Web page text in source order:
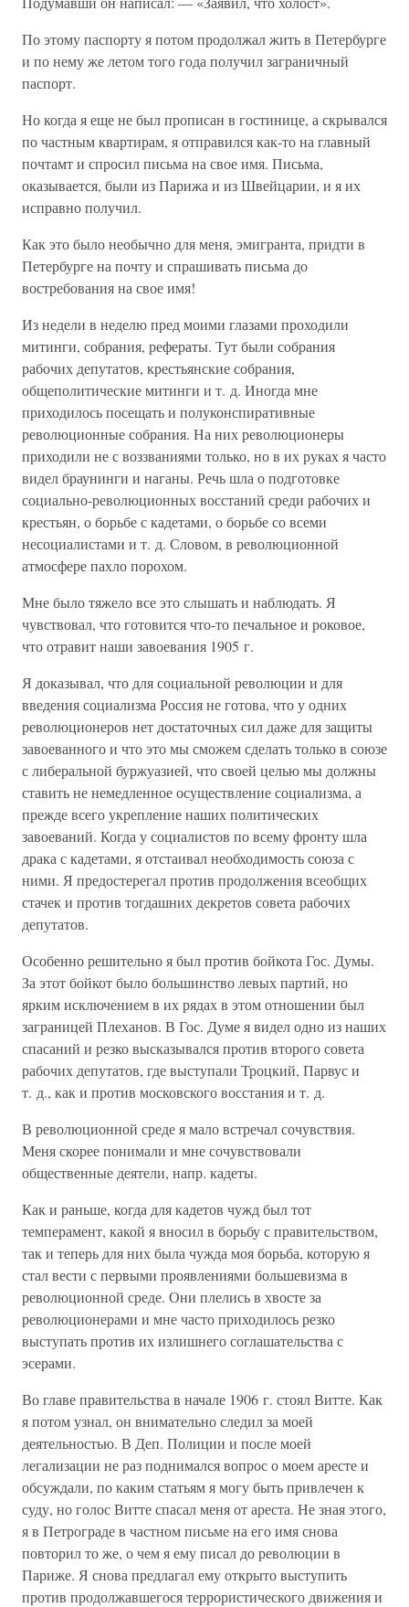
По этому паспорту я потом продолжал жить в Петербурге
и по нему же летом того года получил заграничный
паспорт.
Но когда я еще не был прописан в гостинице, а скрывался
по частным квартирам, я отправился как-то на главный
почтамт и спросил письма на свое имя. Письма,
оказывается, были из Парижа и из Швейцарии, и я их
исправно получил.
Как это было необычно для меня, эмигранта, придти в
Петербурге на почту и спрашивать письма до
востребования на свое имя!
Из недели в неделю пред моими глазами проходили
митинги, собрания, рефераты. Тут были собрания
рабочих депутатов, крестьянские собрания,
общеполитические митинги и т. д. Иногда мне
приходилось посещать и полуконспиративные
революционные собрания. На них революционеры
приходили не с воззваниями только, но в их руках я часто
видел браунинги и наганы. Речь шла о подготовке
социально-революционных восстаний среди рабочих и
крестьян, о борьбе с кадетами, о борьбе со всеми
несоциалистами и т. д. Словом, в революционной
атмосфере пахло порохом.
Мне было тяжело все это слышать и наблюдать. Я
чувствовал, что готовится что-то печальное и роковое,
что отравит наши завоевания 1905 г.
Я доказывал, что для социальной революции и для
введения социализма Россия не готова, что у одних
революционеров нет достаточных сил даже для защиты
завоеванного и что это мы сможем сделать только в союзе
с либеральной буржуазией, что своей целью мы должны
ставить не немедленное осуществление социализма, а
прежде всего укрепление наших политических
завоеваний. Когда у социалистов по всему фронту шла
драка с кадетами, я отстаивал необходимость союза с
ними. Я предостерегал против продолжения всеобщих
стачек и против тогдашних декретов совета рабочих
депутатов.
Особенно решительно я был против бойкота Гос. Думы.
За этот бойкот было большинство левых партий, но
ярким исключением в их рядах в этом отношении был
заграницей Плеханов. В Гос. Думе я видел одно из наших
спасаний и резко высказывался против второго совета
рабочих депутатов, где выступали Троцкий, Парвус и
т. д., как и против московского восстания и т. д.
В революционной среде я мало встречал сочувствия.
Меня скорее понимали и мне сочувствовали
общественные деятели, напр. кадеты.
Как и раньше, когда для кадетов чужд был тот
темперамент, какой я вносил в борьбу с правительством,
так и теперь для них была чужда моя борьба, которую я
стал вести с первыми проявлениями большевизма в
революционной среде. Они плелись в хвосте за
революционерами и мне часто приходилось резко
выступать против их излишнего соглашательства с
эсерами.
Во главе правительства в начале 1906 г. стоял Витте. Как
я потом узнал, он внимательно следил за моей
деятельностью. В Деп. Полиции и после моей
легализации не раз поднимался вопрос о моем аресте и
обсуждали, по каким статьям я могу быть привлечен к
суду, но голос Витте спасал меня от ареста. Не зная этого,
я в Петрограде в частном письме на его имя снова
повторил то же, о чем я ему писал до революции в
Париже. Я снова предлагал ему открыто выступить
против продолжавшегося террористического движения и